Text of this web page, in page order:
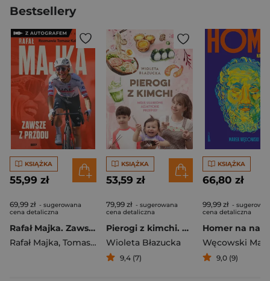
Bestsellery
KSIĄŻKA
55,99 zł
69,99 zł - sugerowana
cena detaliczna
Rafał Majka. Zawsze z przodu. Rozmawia Tomasz Kalemba - książka z autografem
Rafał Majka, Tomasz Kalemba
KSIĄŻKA
53,59 zł
79,99 zł - sugerowana
cena detaliczna
Pierogi z kimchi. Moje ulubione azjatyckie przepisy
Wioleta Błazucka
9,4 (7)
KSIĄŻKA
66,80 zł
99,99 zł -
cena detaliczna
Węcowski
9,0 (9)